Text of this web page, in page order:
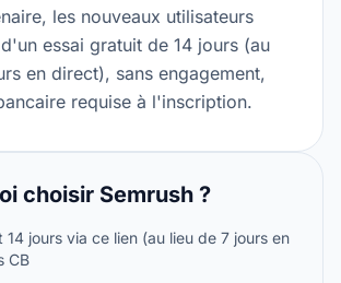
les nouveaux utilisateurs
essai gratuit de 14 jours (au
en direct), sans engagement,
requise à l'inscription.
choisir Semrush ?
14 jours via ce lien (au lieu de 7 jours en
CB